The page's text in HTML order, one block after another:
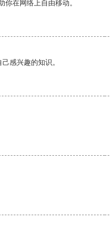
在网络上自由移动。
感兴趣的知识。